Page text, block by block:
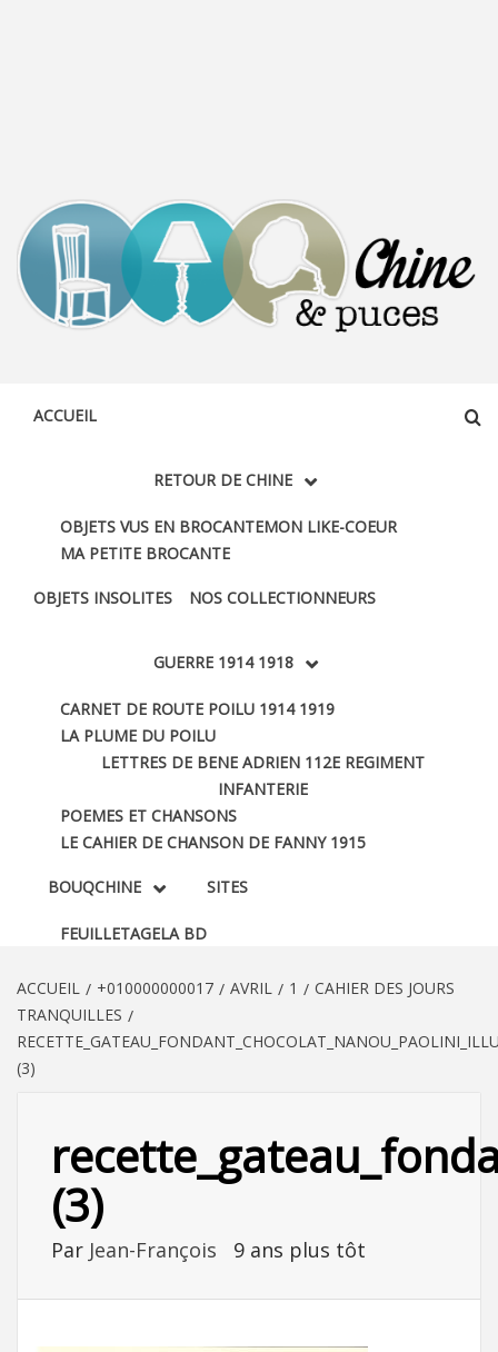
ACCUEIL
RETOUR DE CHINE
OBJETS VUS EN BROCANTEMON LIKE-COEUR
MA PETITE BROCANTE
OBJETS INSOLITES NOS COLLECTIONNEURS
GUERRE 1914 1918
CARNET DE ROUTE POILU 1914 1919
LA PLUME DU POILU
LETTRES DE BENE ADRIEN 112E REGIMENT
INFANTERIE
POEMES ET CHANSONS
LE CAHIER DE CHANSON DE FANNY 1915
BOUQCHINE
FEUILLETAGELA BD
SITES
ACCUEIL +010000000017 AVRIL 1
CAHIER DES JOURS
TRANQUILLES
(3)
(3)
Par Jean-François 9 ans plus tôt